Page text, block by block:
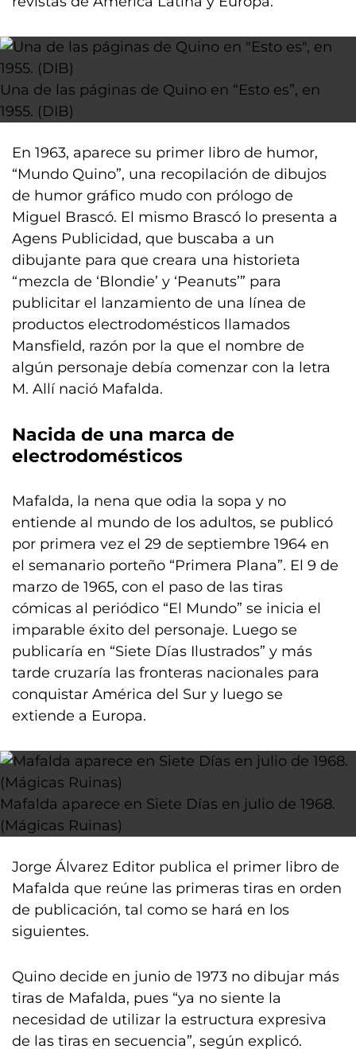
Una de las páginas de Quino en “Esto es”, en
1955. (DIB)
En 1963, aparece su primer libro de humor,
“Mundo Quino”, una recopilación de dibujos
de humor gráfico mudo con prólogo de
Miguel Brascó. El mismo Brascó lo presenta a
Agens Publicidad, que buscaba a un
dibujante para que creara una historieta
“mezcla de ‘Blondie’ y ‘Peanuts’” para
publicitar el lanzamiento de una línea de
productos electrodomésticos llamados
Mansfield, razón por la que el nombre de
algún personaje debía comenzar con la letra
M. Allí nació Mafalda.
Nacida de una marca de
electrodomésticos
Mafalda, la nena que odia la sopa y no
entiende al mundo de los adultos, se publicó
por primera vez el 29 de septiembre 1964 en
el semanario porteño “Primera Plana”. El 9 de
marzo de 1965, con el paso de las tiras
cómicas al periódico “El Mundo” se inicia el
imparable éxito del personaje. Luego se
publicaría en “Siete Días Ilustrados” y más
tarde cruzaría las fronteras nacionales para
conquistar América del Sur y luego se
extiende a Europa.
Mafalda aparece en Siete Días en julio de 1968.
(Mágicas Ruinas)
Jorge Álvarez Editor publica el primer libro de
Mafalda que reúne las primeras tiras en orden
de publicación, tal como se hará en los
siguientes.
Quino decide en junio de 1973 no dibujar más
tiras de Mafalda, pues “ya no siente la
necesidad de utilizar la estructura expresiva
de las tiras en secuencia”, según explicó.